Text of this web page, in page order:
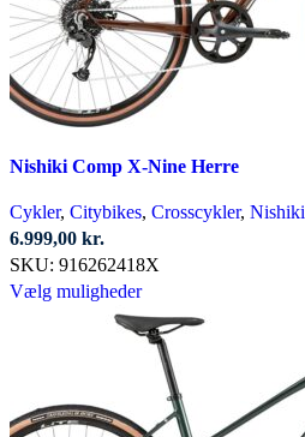
varesiden
Nishiki Comp X-Nine Herre
Cykler, Citybikes, Crosscykler, Nishiki
6.999,00 kr.
SKU: 916262418X
Vælg mulighederDette
vare
har
flere
varianter.
Mulighederne